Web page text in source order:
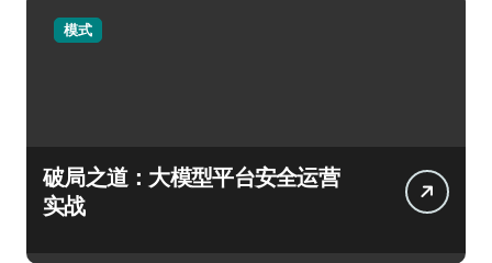
模式
破局之道：大模型平台安全运营
实战